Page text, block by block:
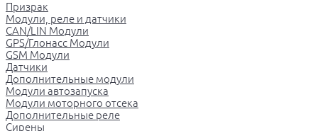
Призрак
Модули, реле и датчики
CAN/LIN Модули
GPS/Глонасс Модули
GSM Модули
Датчики
Дополнительные модули
Модули автозапуска
Модули моторного отсека
Дополнительные реле
Сирены